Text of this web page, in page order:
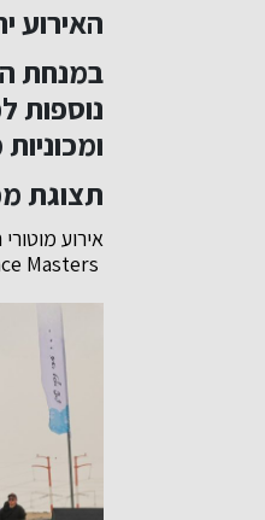
האירוע יתקיים
במנחת
נוספות
תצוגת